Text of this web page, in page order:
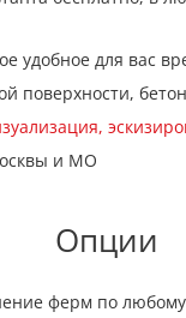
удобное для вас
поверхности,
и МО
Опции
ферм по любому